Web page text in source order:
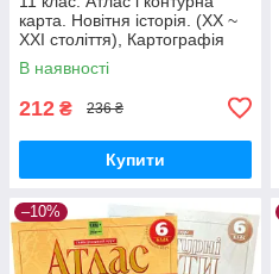
карта. Новітня історія. (XX ~
XXI століття), Картографія
В наявності
212 ₴ 236 ₴
Купити
–10%